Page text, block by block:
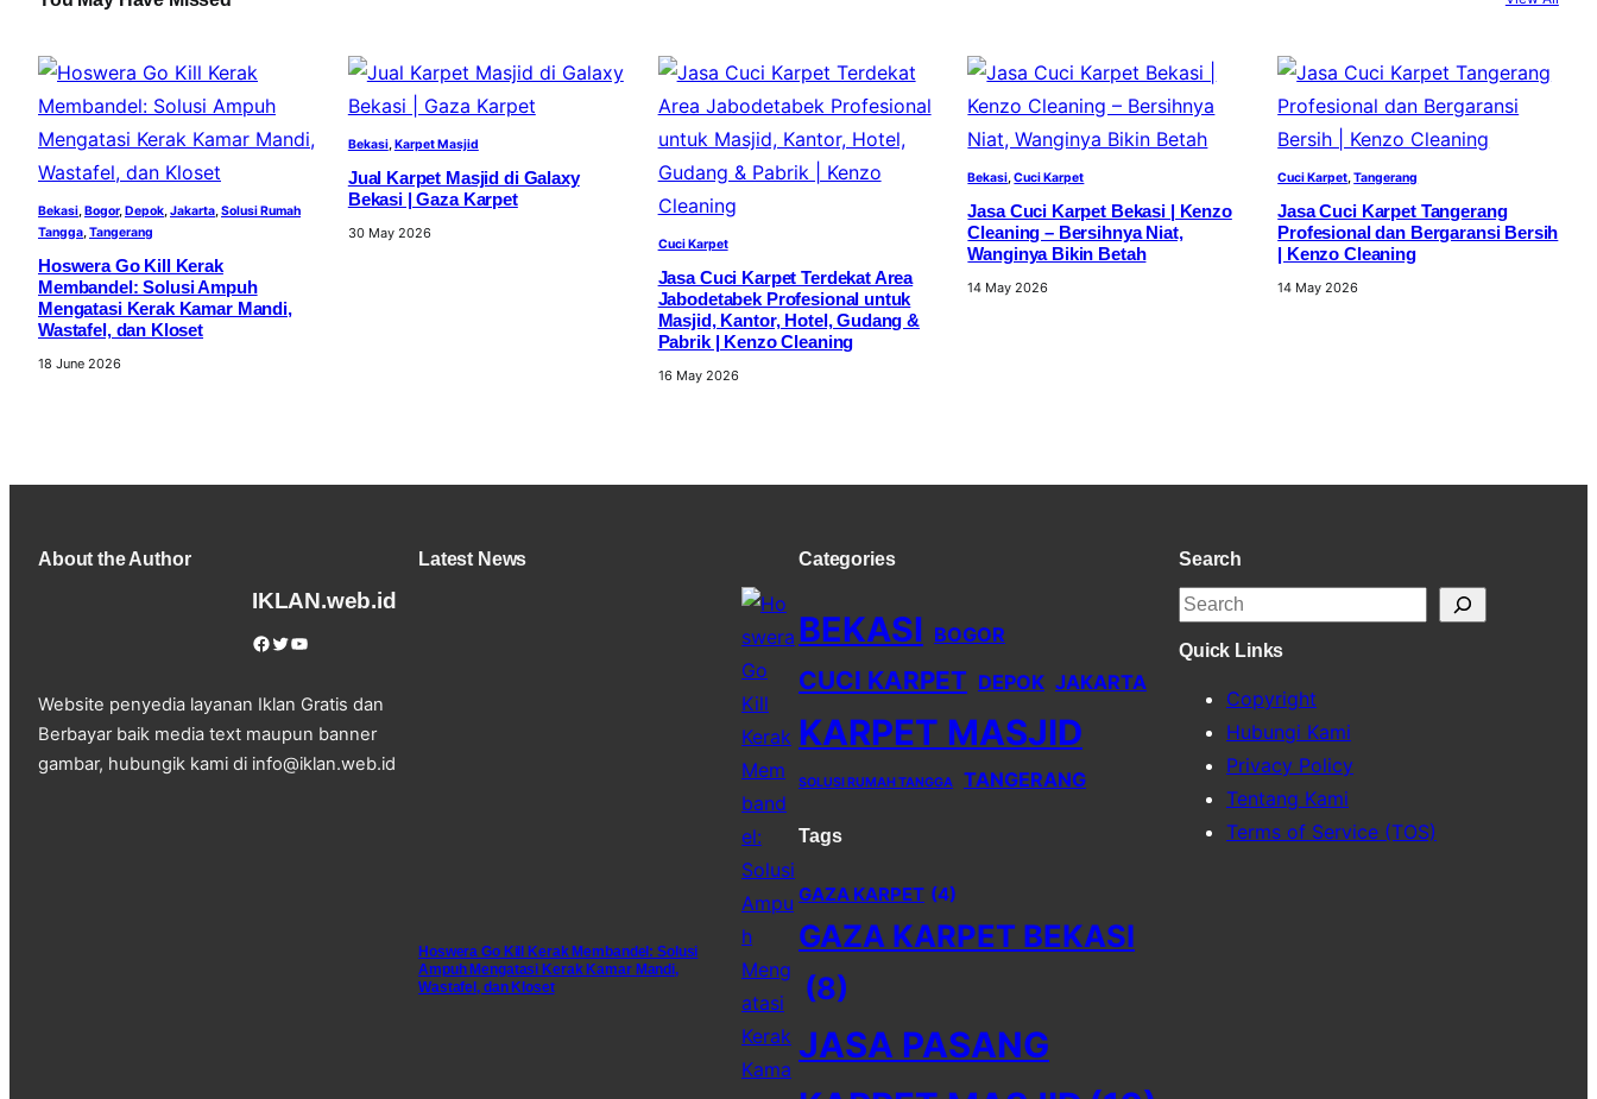
Bekasi, Bogor, Depok, Jakarta, Solusi Rumah
Tangga, Tangerang
Hoswera Go Kill Kerak
Membandel: Solusi Ampuh
Mengatasi Kerak Kamar Mandi,
Wastafel, dan Kloset
18 June 2026
Bekasi, Karpet Masjid
Jual Karpet Masjid di Galaxy
Bekasi | Gaza Karpet
30 May 2026
Cuci Karpet
Jasa Cuci Karpet Terdekat Area
Jabodetabek Profesional untuk
Masjid, Kantor, Hotel, Gudang &
Pabrik | Kenzo Cleaning
16 May 2026
Bekasi, Cuci Karpet
Jasa Cuci Karpet Bekasi | Kenzo
Cleaning – Bersihnya Niat,
Wanginya Bikin Betah
14 May 2026
Cuci Karpet, Tangerang
Jasa Cuci Karpet Tangerang
Profesional dan Bergaransi Bersih
| Kenzo Cleaning
14 May 2026
About the Author
IKLAN.web.id
Facebook Twitter YouTube
Website penyedia layanan Iklan Gratis dan
Berbayar baik media text maupun banner
gambar, hubungik kami di info@iklan.web.id
Latest News
Hoswera Go Kill Kerak Membandel: Solusi
Ampuh Mengatasi Kerak Kamar Mandi,
Wastafel, dan Kloset
Categories
BEKASI BOGOR
CUCI KARPET DEPOK JAKARTA
KARPET MASJID
SOLUSI RUMAH TANGGA TANGERANG
Tags
GAZA KARPET (4)
GAZA KARPET BEKASI
(8)
JASA PASANG
Search
S
Quick Links
Copyright
Hubungi Kami
Privacy Policy
Tentang Kami
Terms of Service (TOS)